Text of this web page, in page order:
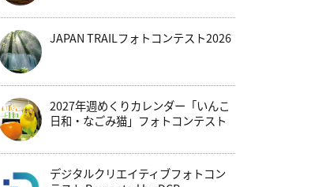
JAPAN TRAILフォトコンテスト2026
2027年週めくりカレンダー「いんこ
日和・なごみ猫」フォトコンテスト
デジタルクリエイティブフォトコン